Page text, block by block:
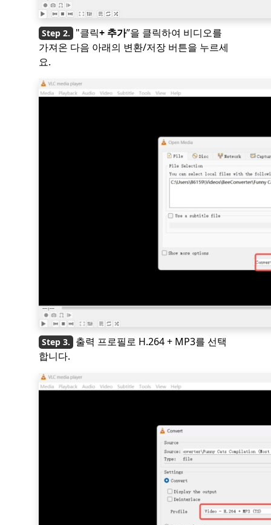
"클릭+ 추가”을 클릭하여 비디오를
가져온 다음 아래의 변환/저장 버튼을 누르세
요.
출력 프로필로 H.264 + MP3를 선택
합니다.